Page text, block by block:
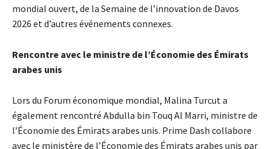
mondial ouvert, de la Semaine de l’innovation de Davos
2026 et d’autres événements connexes.
Rencontre avec le ministre de l’Économie des Émirats
arabes unis
Lors du Forum économique mondial, Malina Turcut a
également rencontré Abdulla bin Touq Al Marri, ministre de
l’Économie des Émirats arabes unis. Prime Dash collabore
avec le ministère de l’Économie des Émirats arabes unis par